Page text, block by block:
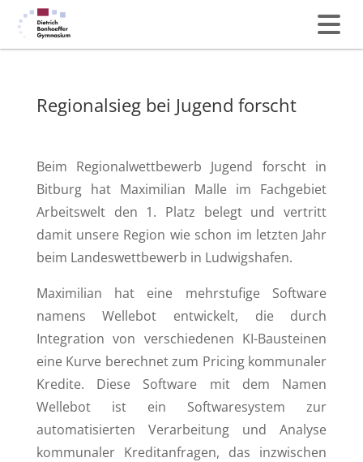
Regionalsieg bei Jugend forscht
Beim Regionalwettbewerb Jugend forscht in
Bitburg hat Maximilian Malle im Fachgebiet
Arbeitswelt den 1. Platz belegt und vertritt
damit unsere Region wie schon im letzten Jahr
beim Landeswettbewerb in Ludwigshafen.
Maximilian hat eine mehrstufige Software
namens Wellebot entwickelt, die durch
Integration von verschiedenen KI-Bausteinen
eine Kurve berechnet zum Pricing kommunaler
Kredite. Diese Software mit dem Namen
Wellebot ist ein Softwaresystem zur
automatisierten Verarbeitung und Analyse
kommunaler Kreditanfragen, das inzwischen